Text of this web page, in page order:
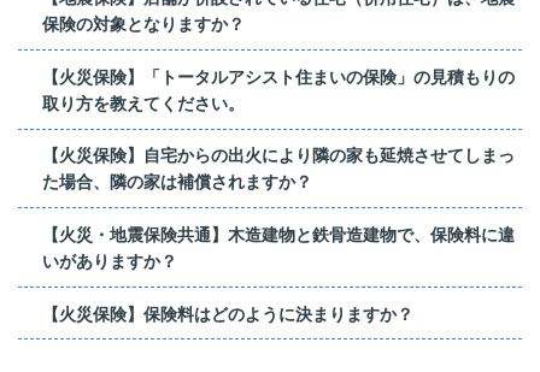
保険の対象となりますか？
【火災保険】「トータルアシスト住まいの保険」の見積もりの
取り方を教えてください。
【火災保険】自宅からの出火により隣の家も延焼させてしまっ
た場合、隣の家は補償されますか？
【火災・地震保険共通】木造建物と鉄骨造建物で、保険料に違
いがありますか？
【火災保険】保険料はどのように決まりますか？